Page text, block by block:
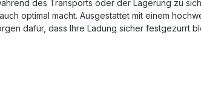
des Transports oder der Lagerung zu
optimal macht. Ausgestattet mit einem
dafür, dass Ihre Ladung sicher festgezurrt